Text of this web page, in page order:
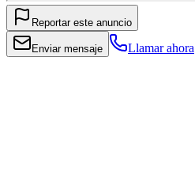
Reportar este anuncio
Enviar mensaje Llamar ahora